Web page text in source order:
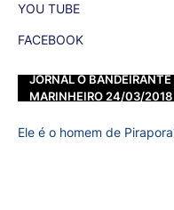
YOU TUBE
FACEBOOK
JORNAL O
MARINHEIRO 24/03/2018
Ele é o homem de